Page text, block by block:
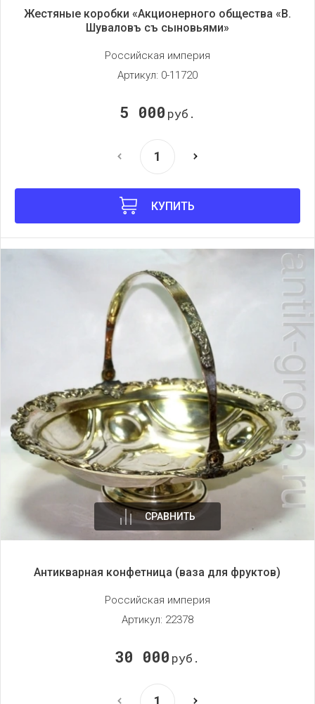
Жестяные коробки «Акционерного общества «В.
Шуваловъ съ сыновьями»
Российская империя
Артикул: 0-11720
5 000 руб.
КУПИТЬ
СРАВНИТЬ
Антикварная конфетница (ваза для фруктов)
Российская империя
Артикул: 22378
30 000 руб.